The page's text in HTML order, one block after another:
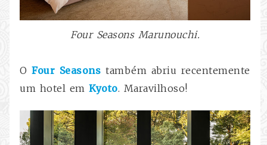
Four Seasons Marunouchi.
OFour Seasonstambém abriu recentemente
um hotel emKyoto. Maravilhoso!